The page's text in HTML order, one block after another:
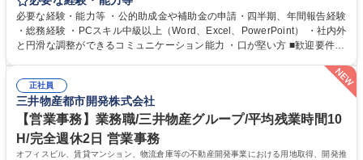
ジションとして活躍いただくことを期待しています。 【総務・人事グルー
プの業務内容】 ・人事制度関連 ・採用活動 ・教育研修の企画、実行 ・勤
怠管理 ・官公庁への各種提出 ・法定の会議運営（評議員会、理事会） ・
連 ・衛生管理 ・防災関連・公的助成金の管理・オフィス、ファシリティ
管理 ・福利厚生関連 ・職員からの問合せ、相談対応 ・その他日常の総務
業務全般 募集職種 【東京／文京区】公益財団法人の総務人事業務／年間
休日125日
必要な経験・能力等 ・公的助成金や補助金の申請・四半期、年間報告経験
・総務経験 ・PCスキル中級以上（Word、Excel、PowerPoint） ・社内外
と円滑な調整ができるコミュニケーション能力 ・口が堅い方 ■歓迎要件
正社員
三井物産都市開発株式会社
【営業事務】業務職/三井物産グループ/平均残業時間10
H/完全週休2日 営業事務
オフィスビル、賃貸マンション、物流倉庫等の不動産開発事業における用地取得、開発推